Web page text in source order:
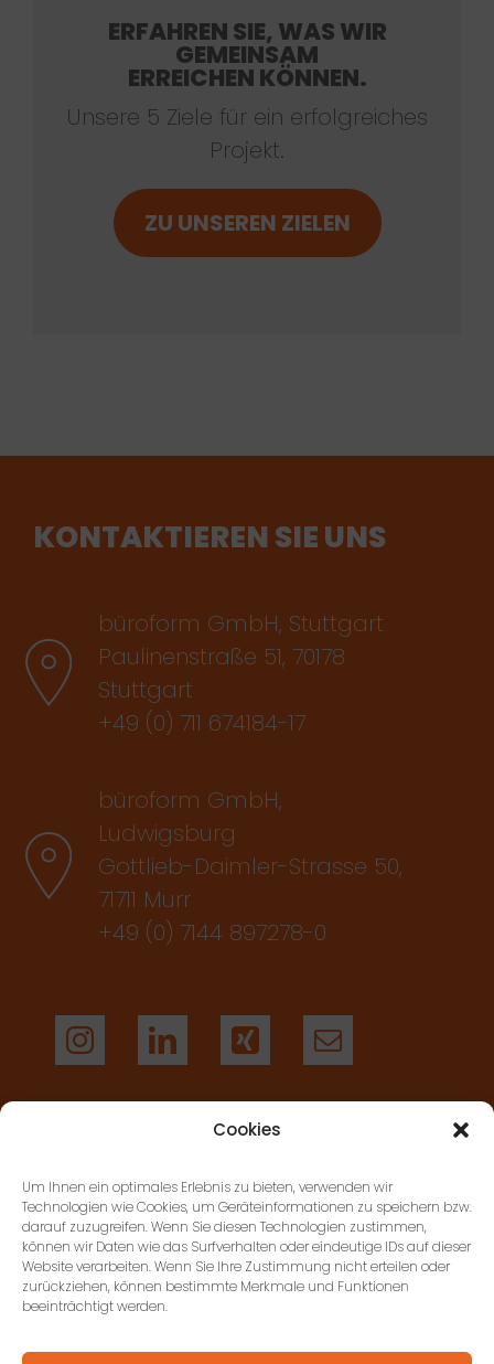
Cookies
Um Ihnen ein optimales Erlebnis zu bieten, verwenden wir
Technologien wie Cookies, um Geräteinformationen zu speichern bzw.
darauf zuzugreifen. Wenn Sie diesen Technologien zustimmen,
können wir Daten wie das Surfverhalten oder eindeutige IDs auf dieser
Website verarbeiten. Wenn Sie Ihre Zustimmung nicht erteilen oder
zurückziehen, können bestimmte Merkmale und Funktionen
beeinträchtigt werden.
ERFAHREN SIE, WAS WIR
GEMEINSAM
ERREICHEN KÖNNEN.
Unsere 5 Ziele für ein erfolgreiches
Projekt.
ZU UNSEREN ZIELEN
KONTAKTIEREN SIE UNS
büroform GmbH, Stuttgart
Paulinenstraße 51, 70178
Stuttgart
+49 (0) 711 674184-17
büroform GmbH,
Ludwigsburg
Gottlieb-Daimler-Strasse 50,
71711 Murr
+49 (0) 7144 897278-0
KONTAKT